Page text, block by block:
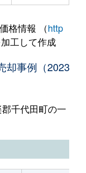
格情報 （http
工して作成
却事例（2023
千代田町の一